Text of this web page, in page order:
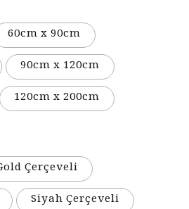
60cm x 90cm
90cm x 120cm
120cm x 200cm
Çerçeveli
Siyah Çerçeveli